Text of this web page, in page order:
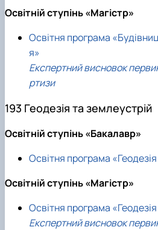
Освітній ступінь «Магістр»
Освітня програма
я»
Експертний висновок
ртизи
193 Геодезія та землеустрій
Освітній ступінь «Бакалавр»
Освітня програма
Освітній ступінь «Магістр»
Освітня програма
Експертний висновок